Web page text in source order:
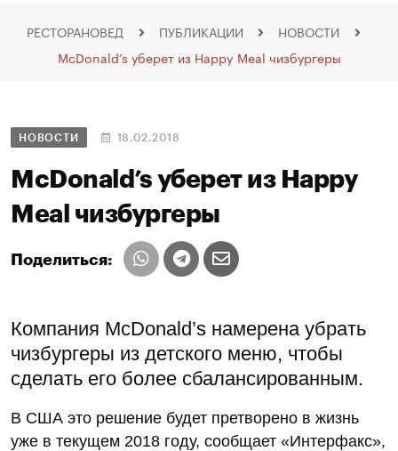
РЕСТОРАНОВЕД ПУБЛИКАЦИИ
НОВОСТИ
McDonald’s уберет из Happy Meal чизбургеры
НОВОСТИ 18.02.2018
McDonald’s уберет из Happy
Meal чизбургеры
Поделиться:
Компания McDonald’s намерена убрать
чизбургеры из детского меню, чтобы
сделать его более сбалансированным.
В США это решение будет претворено в жизнь
уже в текущем 2018 году, сообщает «Интерфакс»,